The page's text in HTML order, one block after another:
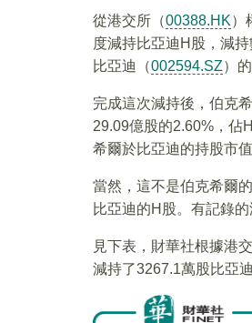
從港交所（00388.HK）
度減持比亞迪H股，減
比亞迪（002594.SZ）
完成這次減持後，伯克
29.09億股的2.60%，佔
希爾於比亞迪的持股市
當然，這不是伯克希爾
比亞迪的H股。有記錄
見下表，財華社根據港
減持了3267.1萬股比亞